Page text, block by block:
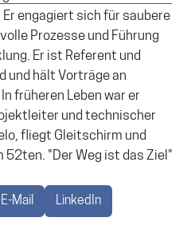
Er engagiert sich für saubere
Prozesse und Führung
Er ist Referent und
und hält Vorträge an
früheren Leben war er
und technischer
fliegt Gleitschirm und
"Der Weg ist das Ziel"
E-Mail LinkedIn